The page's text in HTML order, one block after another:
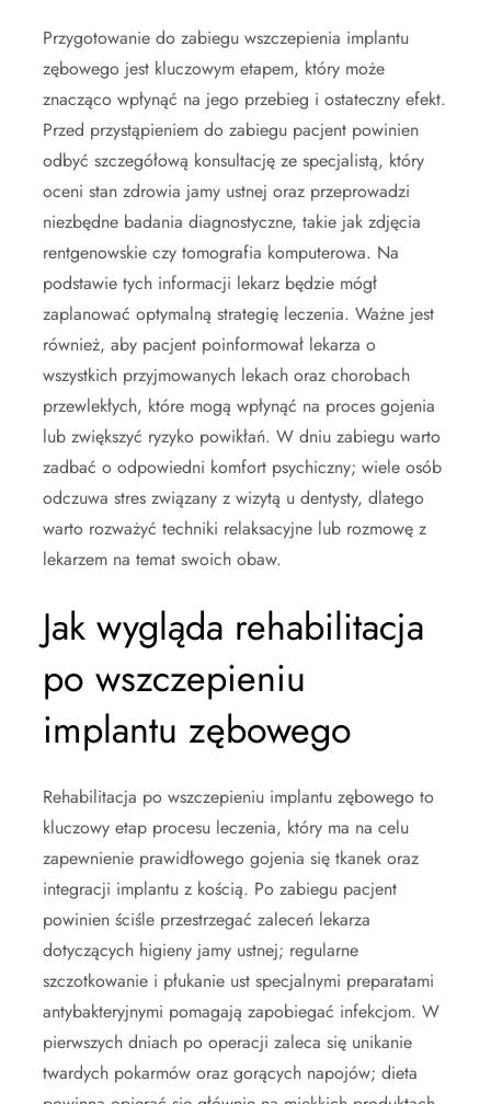
Przygotowanie do zabiegu wszczepienia implantu
zębowego jest kluczowym etapem, który może
znacząco wpłynąć na jego przebieg i ostateczny efekt.
Przed przystąpieniem do zabiegu pacjent powinien
odbyć szczegółową konsultację ze specjalistą, który
oceni stan zdrowia jamy ustnej oraz przeprowadzi
niezbędne badania diagnostyczne, takie jak zdjęcia
rentgenowskie czy tomografia komputerowa. Na
podstawie tych informacji lekarz będzie mógł
zaplanować optymalną strategię leczenia. Ważne jest
również, aby pacjent poinformował lekarza o
wszystkich przyjmowanych lekach oraz chorobach
przewlekłych, które mogą wpłynąć na proces gojenia
lub zwiększyć ryzyko powikłań. W dniu zabiegu warto
zadbać o odpowiedni komfort psychiczny; wiele osób
odczuwa stres związany z wizytą u dentysty, dlatego
warto rozważyć techniki relaksacyjne lub rozmowę z
lekarzem na temat swoich obaw.
Jak wygląda rehabilitacja
po wszczepieniu
implantu zębowego
Rehabilitacja po wszczepieniu implantu zębowego to
kluczowy etap procesu leczenia, który ma na celu
zapewnienie prawidłowego gojenia się tkanek oraz
integracji implantu z kością. Po zabiegu pacjent
powinien ściśle przestrzegać zaleceń lekarza
dotyczących higieny jamy ustnej; regularne
szczotkowanie i płukanie ust specjalnymi preparatami
antybakteryjnymi pomagają zapobiegać infekcjom. W
pierwszych dniach po operacji zaleca się unikanie
twardych pokarmów oraz gorących napojów; dieta